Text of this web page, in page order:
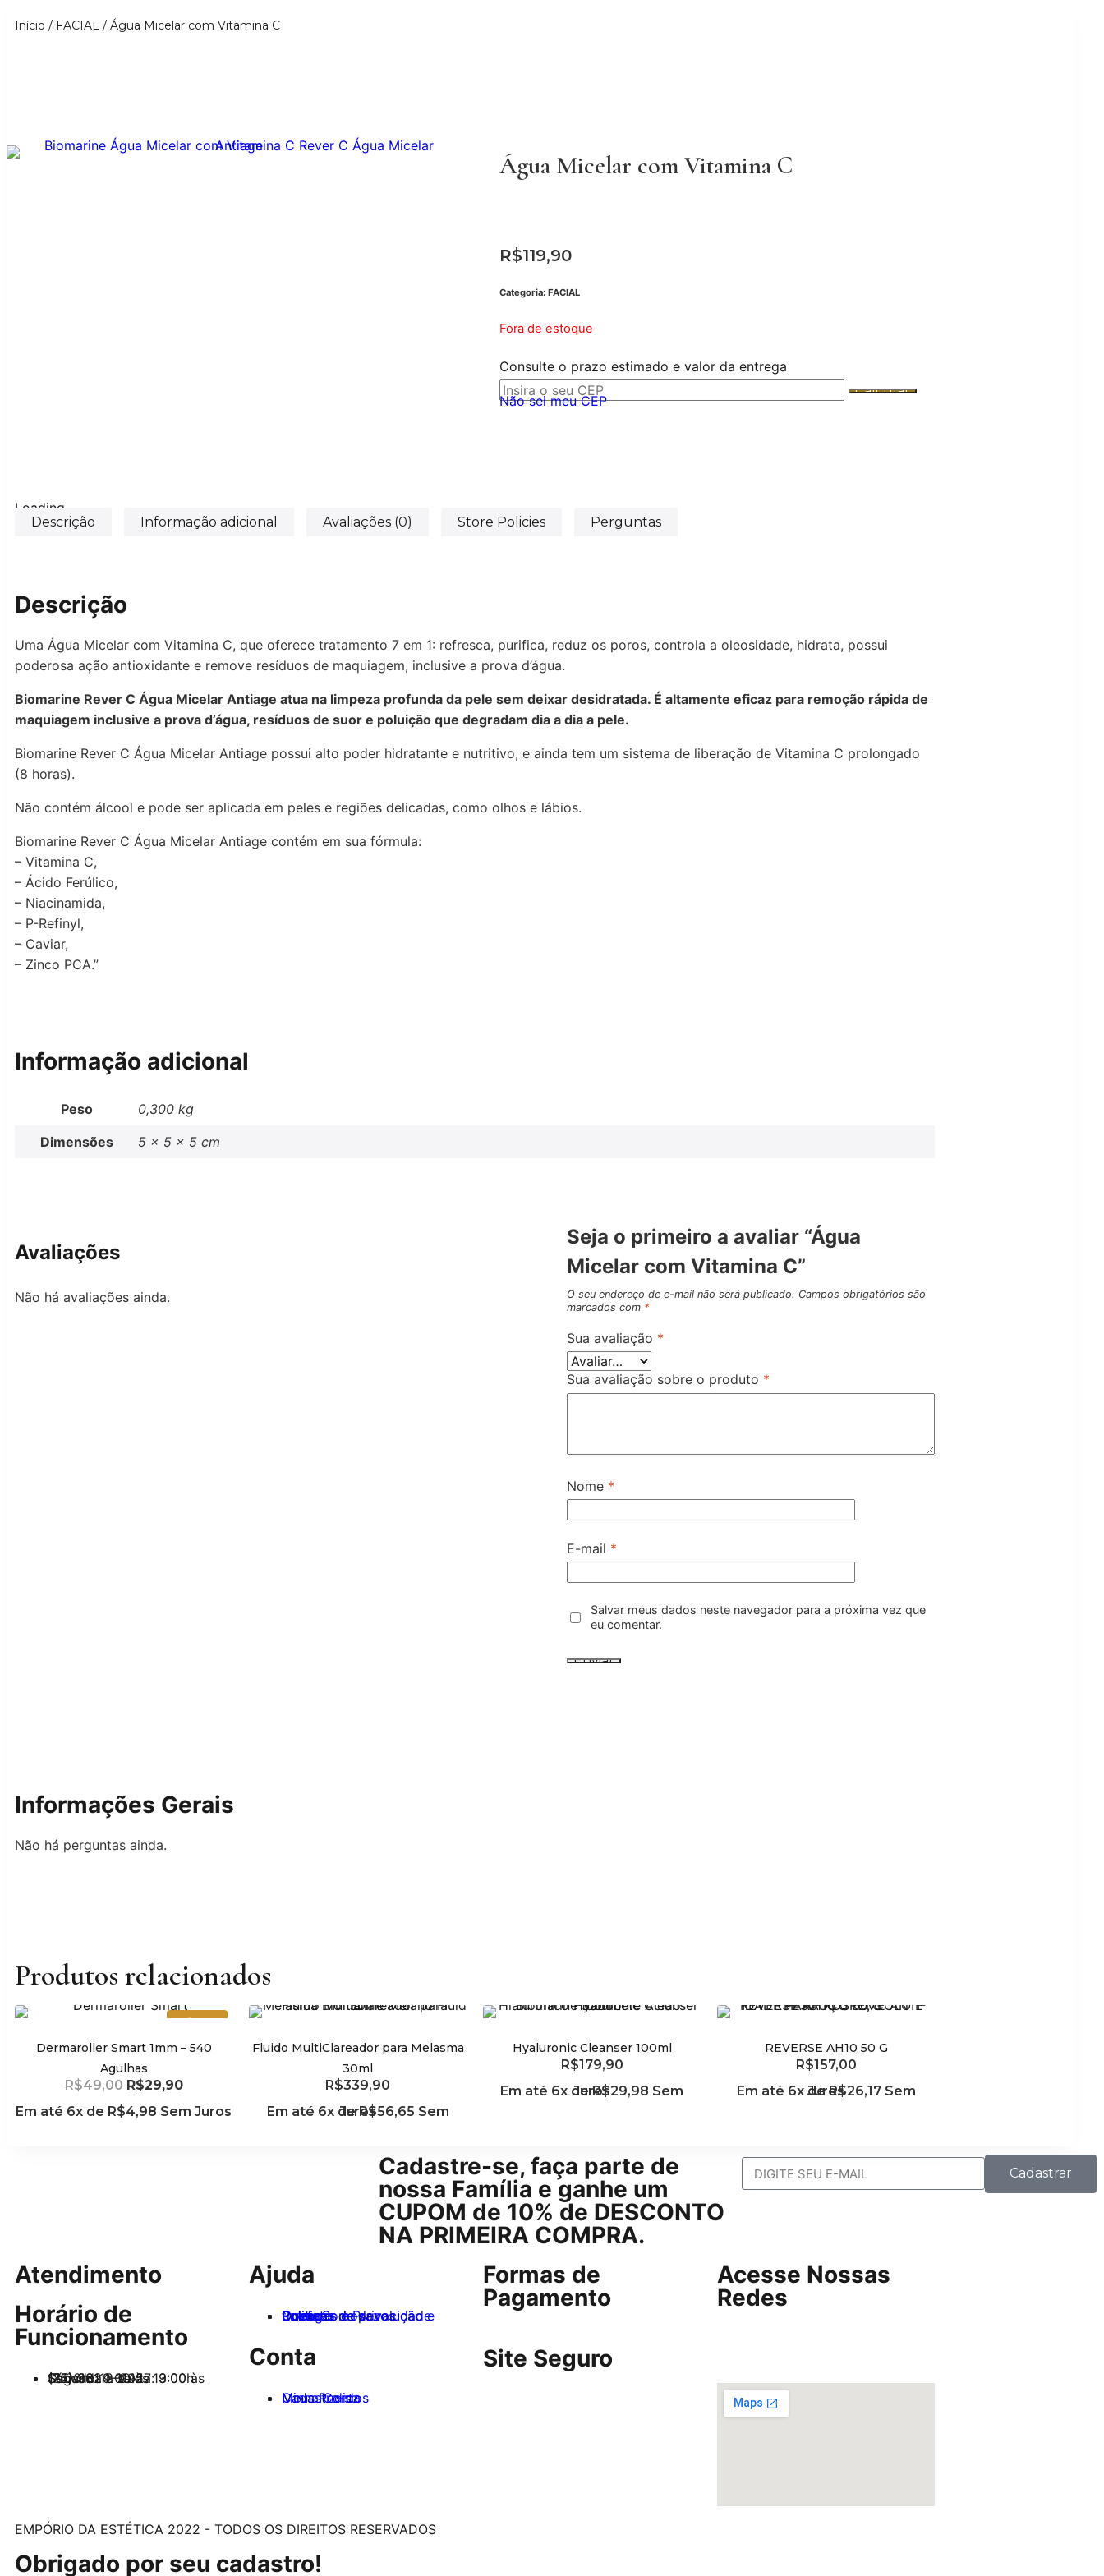
Início / FACIAL / Água Micelar com Vitamina C
Água Micelar com Vitamina C
R$119,90
Categoria: FACIAL
Fora de estoque
Consulte o prazo estimado e valor da entrega
Não sei meu CEP
Loading...
Descrição Informação adicional Avaliações (0) Store Policies Perguntas
Descrição
Uma Água Micelar com Vitamina C, que oferece tratamento 7 em 1: refresca, purifica, reduz os poros, controla a oleosidade, hidrata, possui
poderosa ação antioxidante e remove resíduos de maquiagem, inclusive a prova d’água.
Biomarine Rever C Água Micelar Antiage atua na limpeza profunda da pele sem deixar desidratada. É altamente eficaz para remoção rápida de
maquiagem inclusive a prova d’água, resíduos de suor e poluição que degradam dia a dia a pele.
Biomarine Rever C Água Micelar Antiage possui alto poder hidratante e nutritivo, e ainda tem um sistema de liberação de Vitamina C prolongado
(8 horas).
Não contém álcool e pode ser aplicada em peles e regiões delicadas, como olhos e lábios.
Biomarine Rever C Água Micelar Antiage contém em sua fórmula:
– Vitamina C,
– Ácido Ferúlico,
– Niacinamida,
– P-Refinyl,
– Caviar,
– Zinco PCA.”
Informação adicional
Peso
0,300 kg
Dimensões
5 × 5 × 5 cm
Avaliações
Não há avaliações ainda.
Seja o primeiro a avaliar “Água
Micelar com Vitamina C”
O seu endereço de e-mail não será publicado. Campos obrigatórios são
marcados com *
Sua avaliação *
Sua avaliação sobre o produto *
Nome *
E-mail *
Salvar meus dados neste navegador para a próxima vez que
eu comentar.
Informações Gerais
Não há perguntas ainda.
Produtos relacionados
Oferta!
Dermaroller Smart 1mm – 540
Agulhas
R$49,00 R$29,90
Em até 6x de R$4,98 Sem Juros
Fluido MultiClareador para Melasma
30ml
R$339,90
Em até 6x deR$56,65
Sem Juros
Hyaluronic Cleanser 100ml
R$179,90
Em até 6x deR$29,98
Sem Juros
REVERSE AH10 50 G
R$157,00
Em até 6x deR$26,17
Sem Juros
Cadastre-se, faça parte de
nossa Família e ganhe um
CUPOM de 10% de DESCONTO
NA PRIMEIRA COMPRA.
Cadastrar
Atendimento
Horário de
Funcionamento
Segunda a sexta: 9:00 às 18:00h
Sábado: 9:00 às 13:00h
(75) 98112-9457
(75) 3624-1192
Ajuda
Quem Somos
Contato
Politicas de privacidade
Politicas de devolução e trocas
Entregas e Prazos
Conta
Cadastre-se
Minha Conta
Meus Pedidos
Formas de
Pagamento
Site Seguro
Acesse Nossas
Redes
EMPÓRIO DA ESTÉTICA 2022 - TODOS OS DIREITOS RESERVADOS
Obrigado por seu cadastro!